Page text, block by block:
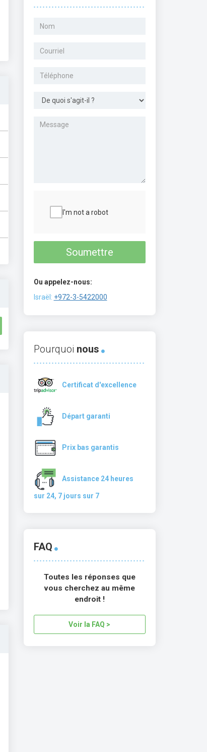
I'm not a robot
Soumettre
Ou appelez-nous:
Israël: +972-3-5422000
Pourquoi nous
Certificat d'excellence
Départ garanti
Prix bas garantis
Assistance 24 heures
sur 24, 7 jours sur 7
FAQ
Toutes les réponses que
vous cherchez au même
endroit !
Voir la FAQ >